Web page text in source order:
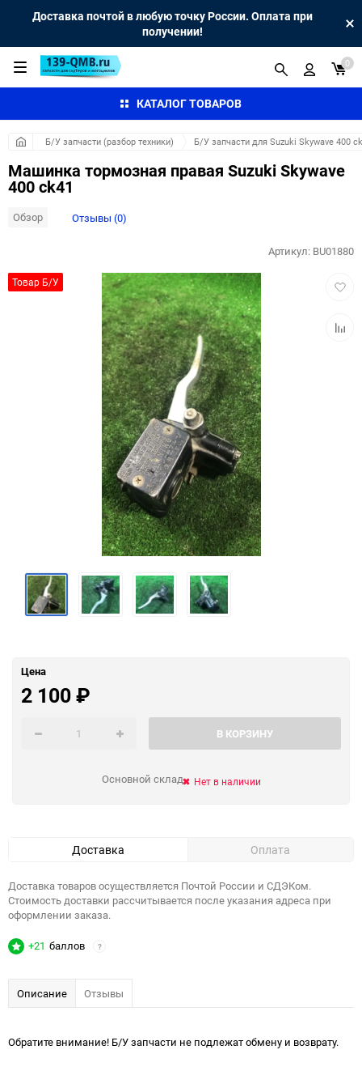
Доставка почтой в любую точку России. Оплата при
получении!
КАТАЛОГ ТОВАРОВ
0
Б/У запчасти (разбор техники) Б/У запчасти для Suzuki Skywave 400
Машинка тормозная правая Suzuki Skywave
400 ck41
Обзор Отзывы (0)
Товар Б/У
Артикул: BU01880
Цена
2 100₽
В КОРЗИНУ
Основной склад Нет в наличии
Доставка Оплата
Доставка товаров осуществляется Почтой России и СДЭКом.
Стоимость доставки рассчитывается после указания адреса при
оформлении заказа.
+21 баллов ?
Описание Отзывы
Обратите внимание! Б/У запчасти не подлежат обмену и возврату.